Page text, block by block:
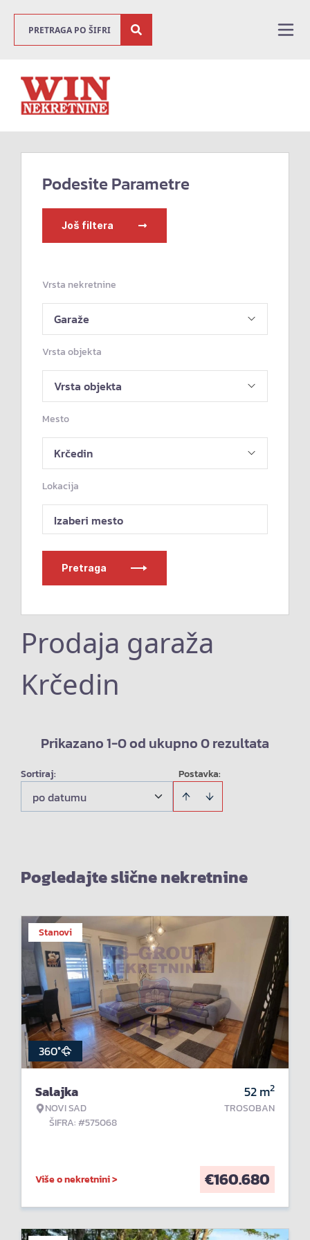
Podesite Parametre
Još filtera
Vrsta nekretnine
Vrsta objekta
Mesto
Lokacija
Izaberi mesto
Pretraga
Prodaja garaža
Krčedin
Prikazano 1-0 od ukupno 0 rezultata
Postavka:
Sortiraj:
po datumu
Pogledajte slične nekretnine
Stanovi
360°
Salajka
NOVI SAD
ŠIFRA: #575068
52m2
TROSOBAN
Više o nekretnini > €160.680